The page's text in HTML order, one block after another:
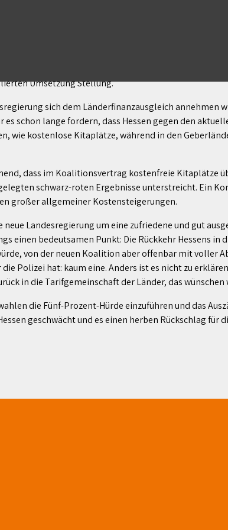
zu sehen, dass Hessen in den
Europaabgeordneter und Landesvorsitzender der
Umsetzung Stellung.
sich dem Länderfinanzausgleich
schon lange fordern, dass Hessen gegen den
wie kostenlose Kitaplätze, während in den
dass im Koalitionsvertrag kostenfreie Kitaplätze
schwarz-roten Ergebnisse unterstreicht. Ein
großer allgemeiner Kostensteigerungen.
neue Landesregierung um eine zufriedene und gut
einen bedeutsamen Punkt: Die Rückkehr Hessens
von der neuen Koalition aber offenbar mit voller
Polizei hat: kaum eine. Anders ist es nicht zu
in die Tarifgemeinschaft der Länder, das
die Fünf-Prozent-Hürde einzuführen und das
geschwächt und es einen herben Rückschlag für